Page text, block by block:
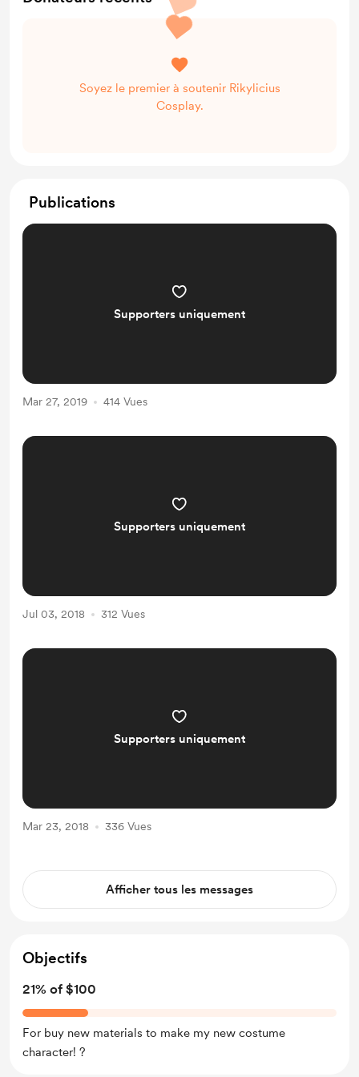
Soyez le premier à soutenir Rikylicius
Cosplay.
Publications
Supporters uniquement
Mar 27, 2019 414 Vues
Supporters uniquement
Jul 03, 2018 312 Vues
Supporters uniquement
Mar 23, 2018 336 Vues
Afficher tous les messages
Objectifs
21% of $100
For buy new materials to make my new costume
character! ?